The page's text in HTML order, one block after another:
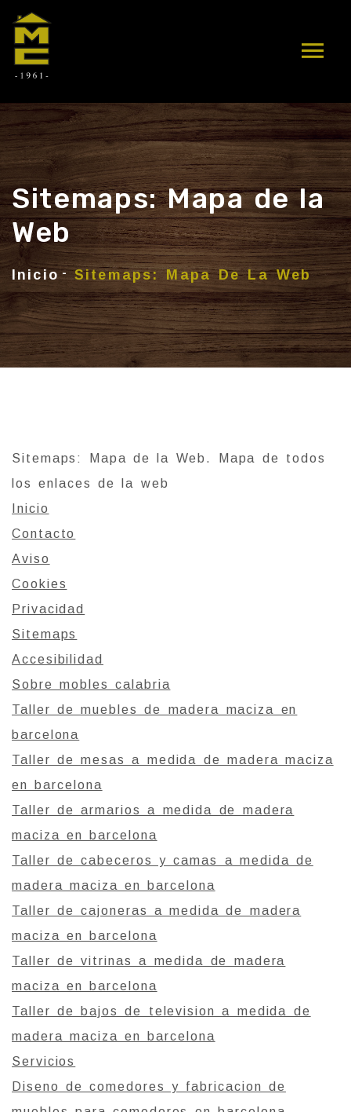
Sitemaps: Mapa de la
Web
Inicio Sitemaps: Mapa De La Web
Sitemaps: Mapa de la Web. Mapa de todos
los enlaces de la web
Inicio
Contacto
Aviso
Cookies
Privacidad
Sitemaps
Accesibilidad
Sobre mobles calabria
Taller de muebles de madera maciza en
barcelona
Taller de mesas a medida de madera maciza
en barcelona
Taller de armarios a medida de madera
maciza en barcelona
Taller de cabeceros y camas a medida de
madera maciza en barcelona
Taller de cajoneras a medida de madera
maciza en barcelona
Taller de vitrinas a medida de madera
maciza en barcelona
Taller de bajos de television a medida de
madera maciza en barcelona
Servicios
Diseno de comedores y fabricacion de